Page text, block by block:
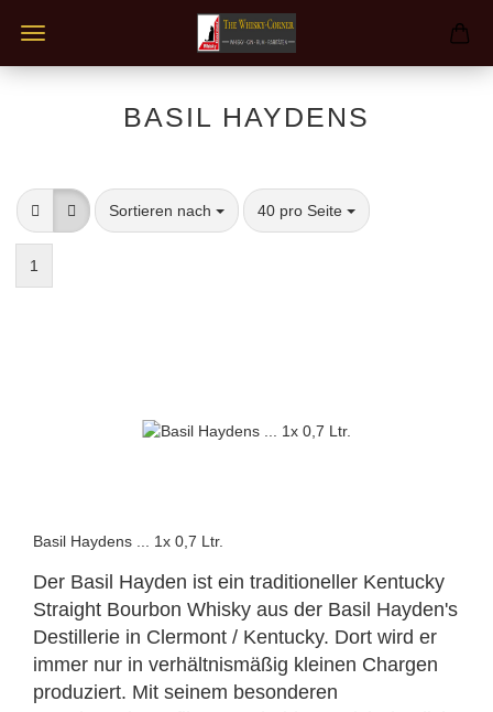
BASIL HAYDENS
Sortieren nach
Sortieren nach 40 pro Seite
pro Seite
1
Basil Haydens ... 1x 0,7 Ltr.
Der Basil Hayden ist ein traditioneller Kentucky
Straight Bourbon Whisky aus der Basil Hayden's
Destillerie in Clermont / Kentucky. Dort wird er
immer nur in verhältnismäßig kleinen Chargen
produziert. Mit seinem besonderen